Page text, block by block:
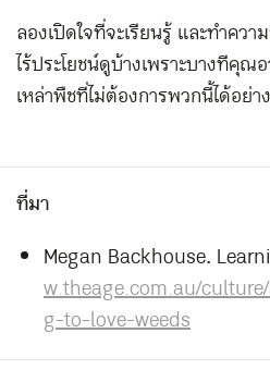
ลองเปิดใจที่จะเรียนรู้ และทำคว
ไร้ประโยชน์ดูบ้าง เพราะบางทีคุ
เหล่าพืชที่ไม่ต้องการพวกนี้ได้อย่
ที่มา
Megan Backhouse.
w.theage.com.au/
g-to-love-weeds